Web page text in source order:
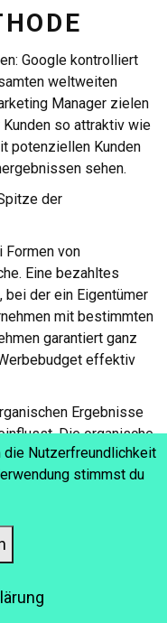
Google kontrolliert
weltweiten
Manager zielen
so attraktiv wie
potenziellen Kunden
sehen.
der
Formen von
Eine bezahltes
der ein Eigentümer
mit bestimmten
garantiert ganz
effektiv
Ergebnisse
Die organische
stattdessen
gereiht, wie verwandt
ist. Eine Website
sind.
Nutzerfreundlichkeit
stimmst du